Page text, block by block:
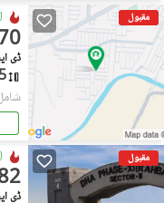
مقبول
70
5 مرلہ
شامل
مقبول
82